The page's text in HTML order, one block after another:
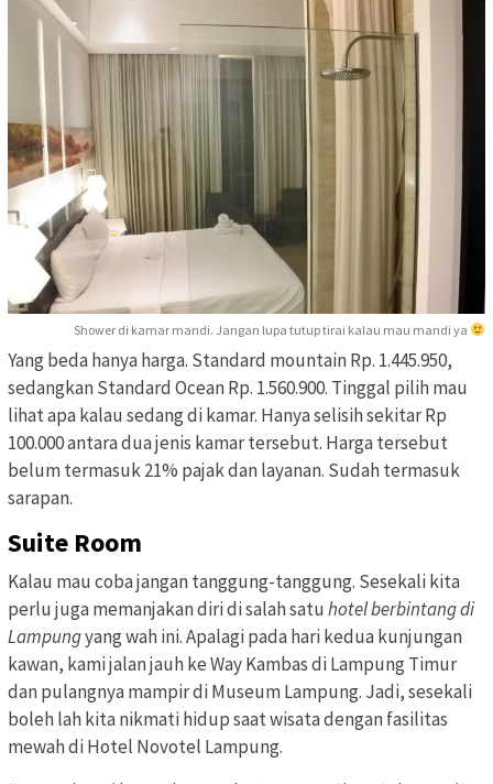
Shower di kamar mandi. Jangan lupa tutup tirai kalau mau mandi ya
Yang beda hanya harga. Standard mountain Rp. 1.445.950,
sedangkan Standard Ocean Rp. 1.560.900. Tinggal pilih mau
lihat apa kalau sedang di kamar. Hanya selisih sekitar Rp
100.000 antara dua jenis kamar tersebut. Harga tersebut
belum termasuk 21% pajak dan layanan. Sudah termasuk
sarapan.
Suite Room
Kalau mau coba jangan tanggung-tanggung. Sesekali kita
perlu juga memanjakan diri di salah satuhotel berbintang di
Lampungyang wah ini. Apalagi pada hari kedua kunjungan
kawan, kami jalan jauh ke Way Kambas di Lampung Timur
dan pulangnya mampir di Museum Lampung. Jadi, sesekali
boleh lah kita nikmati hidup saat wisata dengan fasilitas
mewah di Hotel Novotel Lampung.